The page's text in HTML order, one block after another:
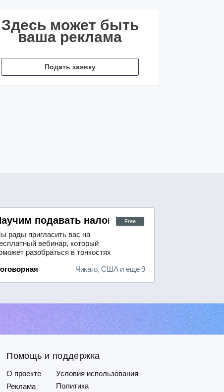
Здесь может быть
ваша реклама
Подать заявку
Free
Чикаго, США и еще 9
подавать налоговые декларации в
рады пригласить вас на
вебинар, который
разобраться в тонкостях
Штатах Америки.
Помощь и поддержка
О проекте
Реклама
Условия использования
Политика